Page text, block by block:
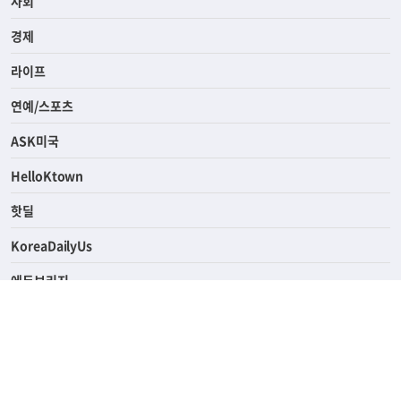
경제
라이프
연예/스포츠
ASK미국
HelloKtown
핫딜
KoreaDailyUs
에듀브리지